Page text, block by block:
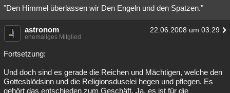
"Den Himmel überlassen wir Den Engeln und den Spatzen."
astronom 22.06.2008 um 03:29
ehemaliges Mitglied
Fortsetzung:
Und doch sind es gerade die Reichen und Mächtigen, welche den
Gottesblödsinn und die Religionsduselei hegen und pflegen. Es
gehört das entschieden zum Geschäft. Ja, es ist für die